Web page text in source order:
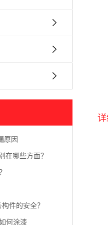
原因
在哪些方面？
件的安全？
何涂漆